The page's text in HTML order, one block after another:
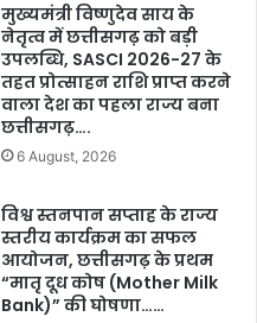
मुख्यमंत्री विष्णुदेव साय के
नेतृत्व में छत्तीसगढ़ को बड़ी
उपलब्धि, SASCI 2026-27 के
तहत प्रोत्साहन राशि प्राप्त करने
वाला देश का पहला राज्य बना
छत्तीसगढ़….
6 August, 2026
विश्व स्तनपान सप्ताह के राज्य
स्तरीय कार्यक्रम का सफल
आयोजन, छत्तीसगढ़ के प्रथम
“मातृ दूध कोष (Mother Milk
Bank)” की घोषणा……